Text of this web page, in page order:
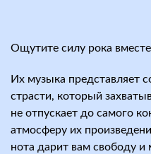
Ощутите силу рока
Их музыка представляет
страсти, который
не отпускает до самого
атмосферу их
нота дарит вам свободу